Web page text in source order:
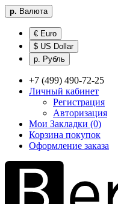
р. Валюта
€ Euro
$ US Dollar
р. Рубль
+7 (499) 490-72-25
Личный кабинет
Регистрация
Авторизация
Мои Закладки (0)
Корзина покупок
Оформление заказа